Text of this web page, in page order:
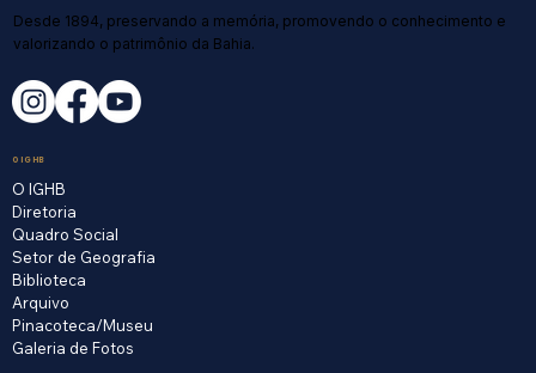
Desde 1894, preservando a memória, promovendo o conhecimento e
valorizando o patrimônio da Bahia.
O IGHB
O IGHB
Diretoria
Quadro Social
Setor de Geografia
Biblioteca
Arquivo
Pinacoteca/Museu
Galeria de Fotos